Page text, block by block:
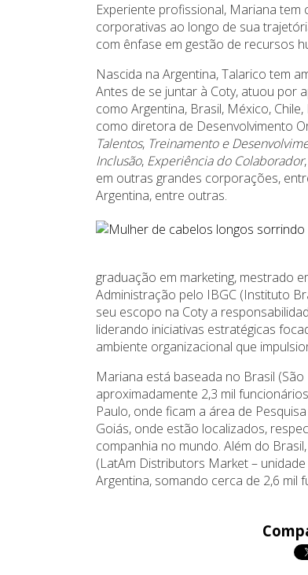
Experiente profissional, Mariana
corporativas ao longo de sua
com ênfase em gestão de recursos
Nascida na Argentina, Talarico tem
Antes de se juntar à Coty, atuou por
como Argentina, Brasil, México,
como diretora de Desenvolvimento
Talentos, Treinamento e
Inclusão, Experiência do Colaborador,
em outras grandes corporações,
Argentina, entre outras.
graduação em marketing, mestrado
Administração pelo IBGC (Instituto
seu escopo na Coty a
liderando iniciativas estratégicas
ambiente organizacional que
Mariana está baseada no Brasil
aproximadamente 2,3 mil
Paulo, onde ficam a área de
Goiás, onde estão localizados,
companhia no mundo. Além do
(LatAm Distributors Market –
Argentina, somando cerca de 2,6 mil